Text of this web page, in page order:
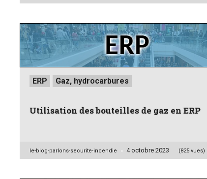
Posted
inERP Gaz, hydrocarbures
Utilisation des bouteilles de gaz en ERP
Posted
le-blog-parlons-securite-incendie 4 octobre 2023 (825 vues)